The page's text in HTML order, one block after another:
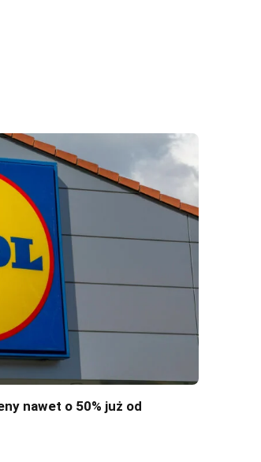
nawet o 50% już od